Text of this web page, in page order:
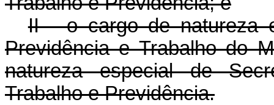
II - o cargo de natureza
Previdência e Trabalho do
natureza especial de
Trabalho e Previdência.